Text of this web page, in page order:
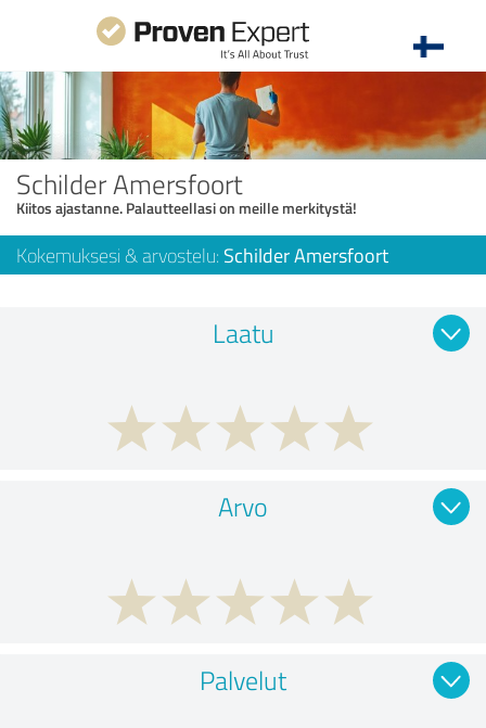
Schilder Amersfoort
Kiitos ajastanne. Palautteellasi on meille merkitystä!
Kokemuksesi & arvostelu: Schilder Amersfoort
Laatu
Arvo
Palvelut